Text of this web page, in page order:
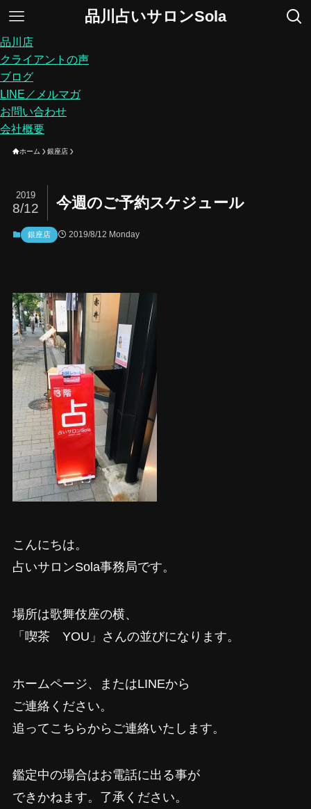
品川占いサロンSola
品川店
クライアントの声
ブログ
LINE／メルマガ
お問い合わせ
会社概要
ホーム 銀座店
今週のご予約スケジュール
2019
8/12
銀座店 2019/8/12 Monday
こんにちは。
占いサロンSola事務局です。
場所は歌舞伎座の横、
「喫茶 YOU」さんの並びになります。
ホームページ、またはLINEから
ご連絡ください。
追ってこちらからご連絡いたします。
鑑定中の場合はお電話に出る事が
できかねます。了承ください。